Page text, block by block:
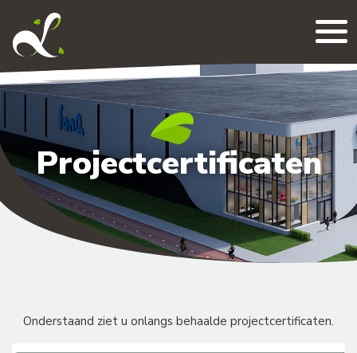
Projectcertificaten
Onderstaand ziet u onlangs behaalde projectcertificaten.